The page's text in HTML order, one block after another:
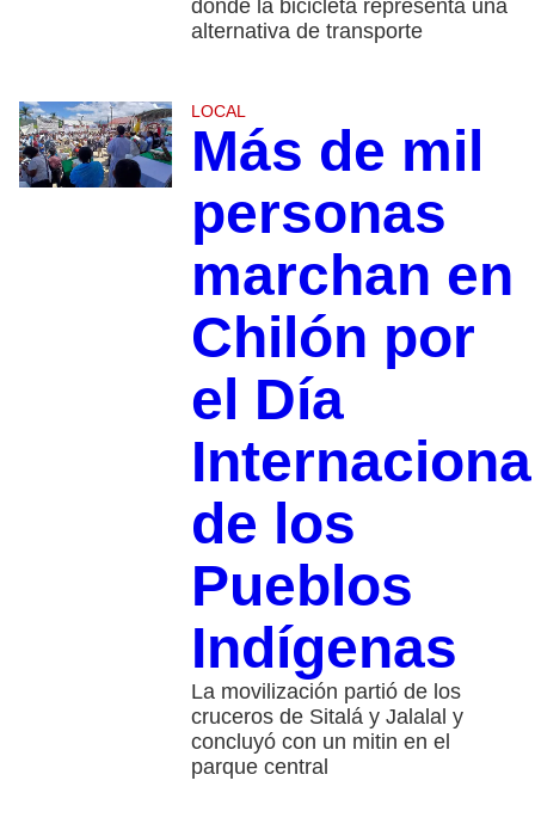
donde la bicicleta representa una
alternativa de transporte
LOCAL
Más de mil
personas
marchan en
Chilón por
el Día
de los
Pueblos
Indígenas
La movilización partió de los
cruceros de Sitalá y Jalalal y
concluyó con un mitin en el
parque central